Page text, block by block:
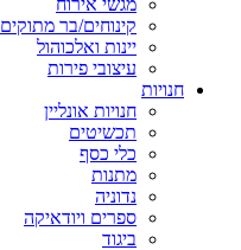
מגשי אירוח
קינוחים/בר מתוקים
יינות ואלכוהול
עיצובי פירות
חנויות
חנויות אונליין
תכשיטים
כלי כסף
מתנות
נדוניה
ספרים ויודאיקה
ביגוד